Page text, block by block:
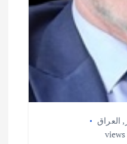
, العراق